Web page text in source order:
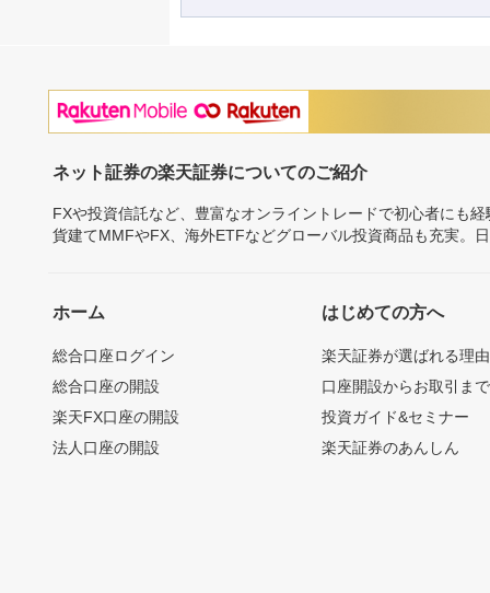
ネット証券の楽天証券についてのご紹介
FXや投資信託など、豊富なオンライントレードで初心者にも
貨建てMMFやFX、海外ETFなどグローバル投資商品も充実。
ホーム
総合口座ログイン
総合口座の開設
楽天FX口座の開設
法人口座の開設
はじめての方へ
楽天証券が選ばれる理由
口座開設からお取引ま
投資ガイド&セミナー
楽天証券のあんしん